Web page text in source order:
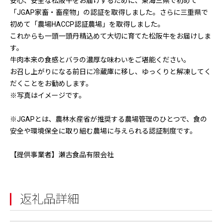
「JGAP家畜・畜産物」の認証を取得しました。さらに三重県で
初めて「農場HACCP認証農場」を取得しました。
これからも一頭一頭丹精込めて大切に育てた松阪牛をお届けしま
す。
牛肉本来の食感とバラの濃厚な味わいをご堪能ください。
お召し上がりになる前日に冷蔵庫に移し、ゆっくりと解凍してく
だくことをお勧めします。
※写真はイメージです。
※JGAPとは、農林水産省が推奨する農場管理のひとつで、食の
安全や環境保全に取り組む農場に与えられる認証制度です。
【提供事業者】瀬古食品有限会社
返礼品詳細